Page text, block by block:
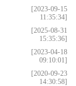
[2023-09-15
11:35:34]
[2025-08-31
15:35:36]
[2023-04-18
09:10:01]
[2020-09-23
14:30:58]